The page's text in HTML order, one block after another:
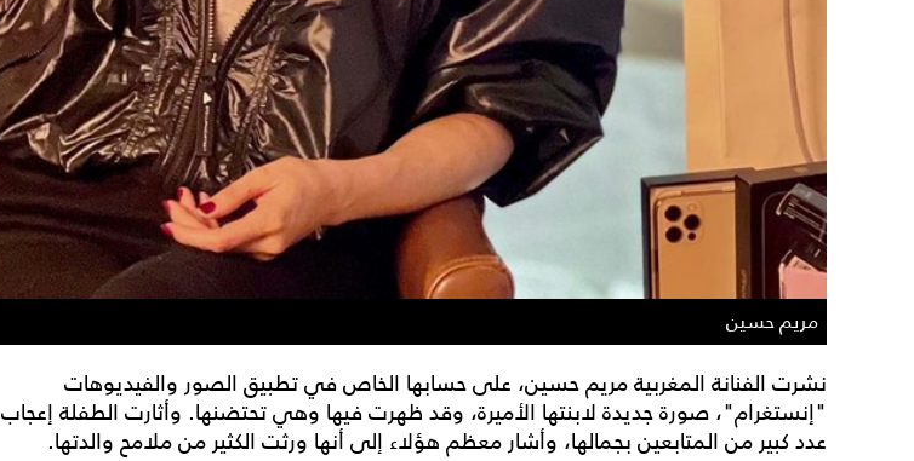
مريم حسين
نشرت الفنانة المغربية مريم حسين، على حسابها الخاص في تطبيق الصور والفيديوهات
"إنستغرام"، صورة جديدة لابنتها الأميرة، وقد ظهرت فيها وهي تحتضنها. وأثارت الطفلة إعجاب
عدد كبير من المتابعين بجمالها، وأشار معظم هؤلاء إلى أنها ورثت الكثير من ملامح والدتها.